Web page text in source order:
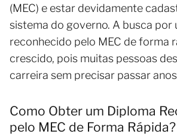
(MEC) e estar devidamente
sistema do governo. A busca por
reconhecido pelo MEC de forma
crescido, pois muitas pessoas
carreira sem precisar passar
Como Obter um Diploma
pelo MEC de Forma Rápida?